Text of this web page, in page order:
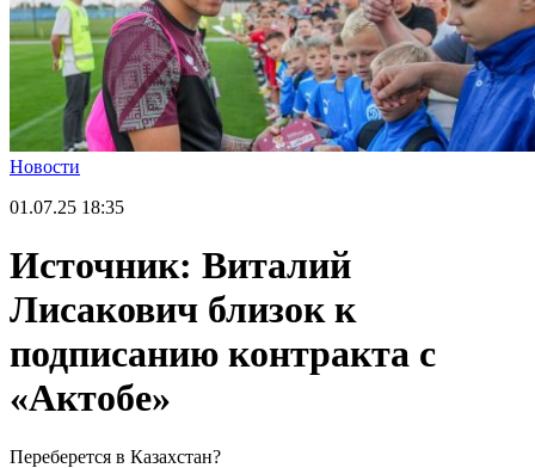
Новости
01.07.25 18:35
Источник: Виталий
Лисакович близок к
подписанию контракта с
«Актобе»
Переберется в Казахстан?